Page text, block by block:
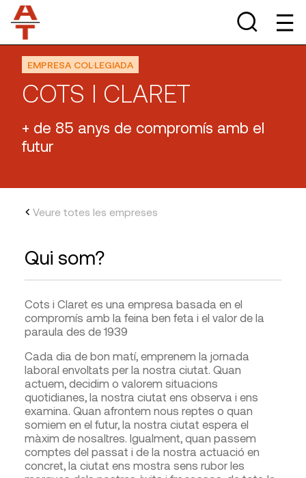
EMPRESA COL·LEGIADA
COTS I CLARET
+ de 85 anys de compromís amb el
futur
Veure totes les empreses
Qui som?
Cots i Claret es una empresa basada en el
compromís amb la feina ben feta i el valor de la
paraula des de 1939
Cada dia de bon matí, emprenem la jornada
laboral envoltats per la nostra ciutat. Quan
actuem, decidim o valorem situacions
quotidianes, la nostra ciutat ens observa i ens
examina. Quan afrontem nous reptes o quan
somiem en el futur, la nostra ciutat espera el
màxim de nosaltres. Igualment, quan passem
comptes del passat i de la nostra actuació en
concret, la ciutat ens mostra sens rubor les